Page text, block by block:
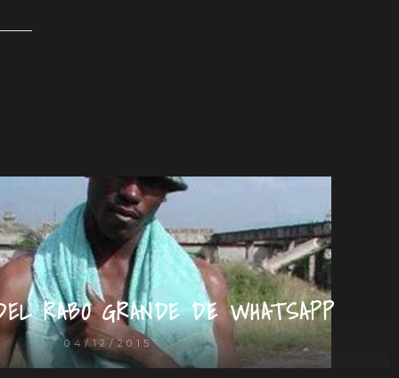
RABO GRANDE DE WHATSAPP
04/12/2015